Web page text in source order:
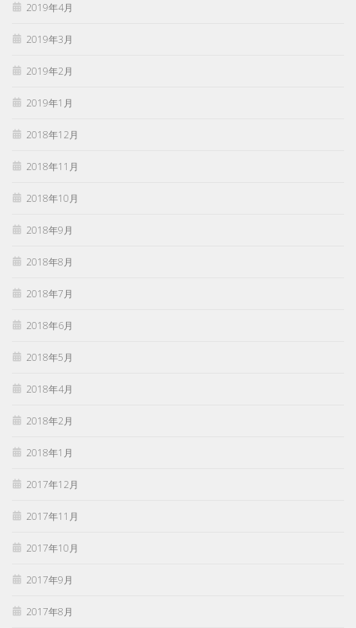
2019年4月
2019年3月
2019年2月
2019年1月
2018年12月
2018年11月
2018年10月
2018年9月
2018年8月
2018年7月
2018年6月
2018年5月
2018年4月
2018年2月
2018年1月
2017年12月
2017年11月
2017年10月
2017年9月
2017年8月